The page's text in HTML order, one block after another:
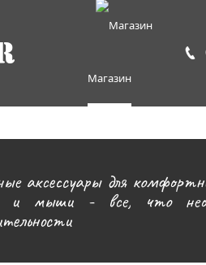
Магазин
аксессуары для
и мыши - все, что